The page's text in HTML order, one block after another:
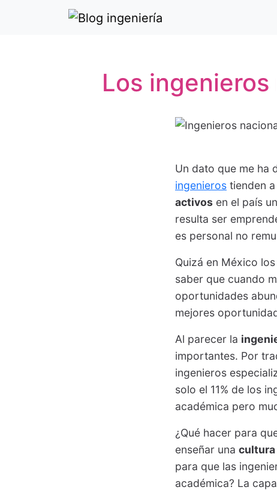
Los
Un dato que me ha
ingenieros tienden
activos en el país
resulta ser
es personal no
Quizá en México
saber que cuando
oportunidades
mejores
Al parecer la
importantes. Por
ingenieros
solo el 11% de los
académica pero
¿Qué hacer para
enseñar una cultura
para que las
académica? La